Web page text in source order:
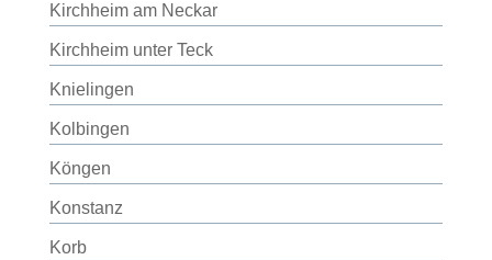
Kirchheim am Neckar
Kirchheim unter Teck
Knielingen
Kolbingen
Köngen
Konstanz
Korb